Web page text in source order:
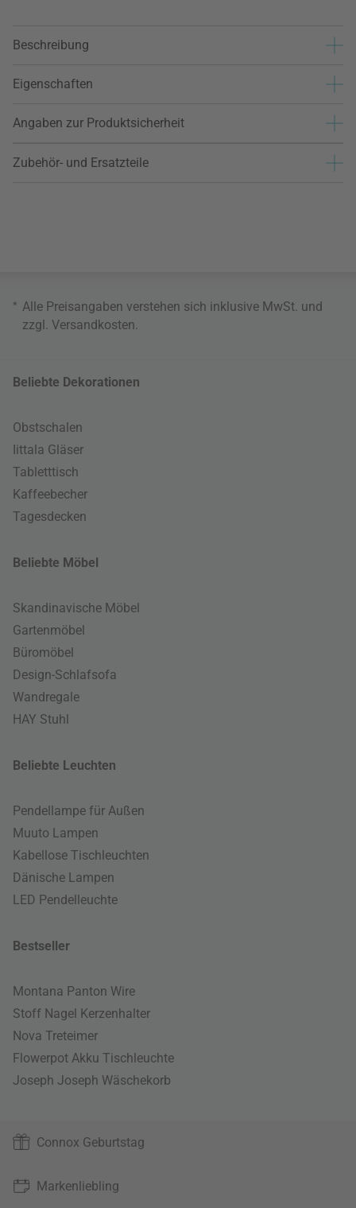
Beschreibung
Eigenschaften
Angaben zur Produktsicherheit
Zubehör- und Ersatzteile
* Alle Preisangaben verstehen sich inklusive MwSt. und
zzgl. Versandkosten
Beliebte Dekorationen
Obstschalen
Iittala Gläser
Tabletttisch
Kaffeebecher
Tagesdecken
Beliebte Möbel
Skandinavische Möbel
Gartenmöbel
Büromöbel
Design-Schlafsofa
Wandregale
HAY Stuhl
Beliebte Leuchten
Pendellampe für Außen
Muuto Lampen
Kabellose Tischleuchten
Dänische Lampen
LED Pendelleuchte
Bestseller
Montana Panton Wire
Stoff Nagel Kerzenhalter
Nova Treteimer
Flowerpot Akku Tischleuchte
Joseph Joseph Wäschekorb
Connox Geburtstag
Markenliebling